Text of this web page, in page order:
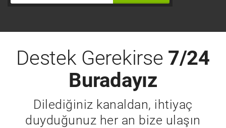
Destek Gerekirse 7/24
Buradayız
Dilediğiniz kanaldan, ihtiyaç
duyduğunuz her an bize ulaşın